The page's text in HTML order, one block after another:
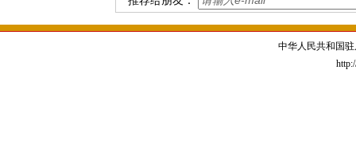
中华人民共和国